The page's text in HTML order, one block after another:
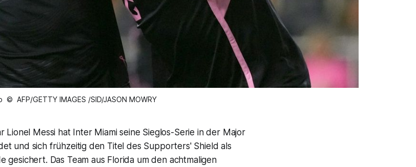
© AFP/GETTY IMAGES /SID/JASON MOWRY
Lionel Messi hat Inter Miami seine Sieglos-Serie in der Major
und sich frühzeitig den Titel des Supporters' Shield als
gesichert. Das Team aus Florida um den achtmaligen